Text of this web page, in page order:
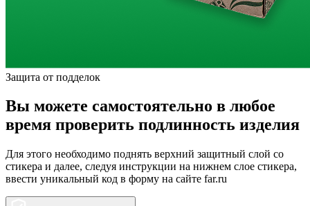
Защита от подделок
Вы можете самостоятельно в любое
время проверить подлинность изделия
Для этого необходимо поднять верхний защитный слой со
стикера и далее, следуя инструкции на нижнем слое стикера,
ввести уникальный код в форму на сайте far.ru